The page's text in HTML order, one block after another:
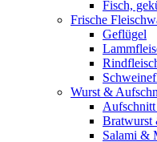
Fisch,
Frische
Geflügel
Wurst &
Bratwurst
Salami &